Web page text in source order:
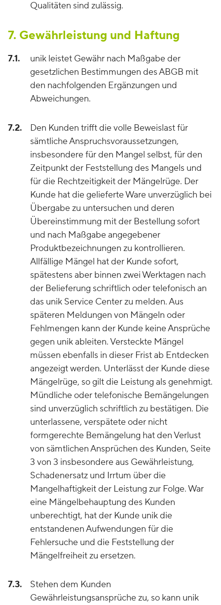
Qualitäten sind zulässig.
7. Gewährleistung und Haftung
7.1.
unik leistet Gewähr nach Maßgabe der
gesetzlichen Bestimmungen des ABGB mit
den nachfolgenden Ergänzungen und
Abweichungen.
7.2.
Den Kunden trifft die volle Beweislast für
sämtliche Anspruchsvoraussetzungen,
insbesondere für den Mangel selbst, für den
Zeitpunkt der Feststellung des Mangels und
für die Rechtzeitigkeit der Mängelrüge. Der
Kunde hat die gelieferte Ware unverzüglich bei
Übergabe zu untersuchen und deren
Übereinstimmung mit der Bestellung sofort
und nach Maßgabe angegebener
Produktbezeichnungen zu kontrollieren.
Allfällige Mängel hat der Kunde sofort,
spätestens aber binnen zwei Werktagen nach
der Belieferung schriftlich oder telefonisch an
das unik Service Center zu melden. Aus
späteren Meldungen von Mängeln oder
Fehlmengen kann der Kunde keine Ansprüche
gegen unik ableiten. Versteckte Mängel
müssen ebenfalls in dieser Frist ab Entdecken
angezeigt werden. Unterlässt der Kunde diese
Mängelrüge, so gilt die Leistung als genehmigt.
Mündliche oder telefonische Bemängelungen
sind unverzüglich schriftlich zu bestätigen. Die
unterlassene, verspätete oder nicht
formgerechte Bemängelung hat den Verlust
von sämtlichen Ansprüchen des Kunden, Seite
3 von 3 insbesondere aus Gewährleistung,
Schadenersatz und Irrtum über die
Mangelhaftigkeit der Leistung zur Folge. War
eine Mängelbehauptung des Kunden
unberechtigt, hat der Kunde unik die
entstandenen Aufwendungen für die
Fehlersuche und die Feststellung der
Mängelfreiheit zu ersetzen.
7.3.
Stehen dem Kunden
Gewährleistungsansprüche zu, so kann unik